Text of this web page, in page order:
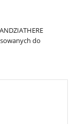
do